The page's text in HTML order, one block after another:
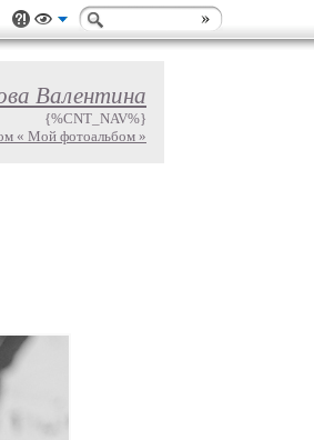
Валентина
{%CNT_NAV%}
« Мой фотоальбом »